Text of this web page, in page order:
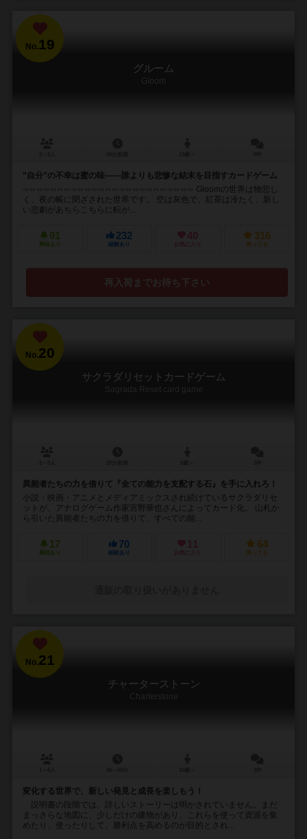
No.19
グルーム
Gloom
”自分”の不幸は蜜の味――誰よりも悲惨な結末を目指すカードゲーム
∽∽∽∽∽∽∽∽∽∽∽∽∽∽∽∽∽∽∽∽∽∽∽∽∽ Gloomの世界は物悲し
く、夜の帳に閉ざされた世界です。 空は灰色で、紅茶は冷たく、新し
い悲劇があちらこちらに転が...
91
興味あり
232
経験あり
40
お気に入り
316
持ってる
再入荷までお待ち下さい
No.20
サクラダリセットカードゲーム
Sagrada Reset card game
異能者たちの力を借りて『全ての能力を支配する石』を手に入れろ！
小説・映画・アニメとメディアミックスされ続けているサクラダリセ
ットが、アナログゲーム作家宮野華也さんによってカード化。 山札か
ら引いた異能者たちの力を借りて、すべての能...
17
興味あり
70
経験あり
11
お気に入り
64
持ってる
No.21
チャーターストーン
Charterstone
変化する世界で、新しい発見と成長を楽しもう！
説明書の段階では、詳しいストーリーは明かされていません。まだ
まっさらな地図に、少しだけの建物があり、これらを使って資源を集
めたり、使ったりして、勝利点を高めるのが目的とされ...